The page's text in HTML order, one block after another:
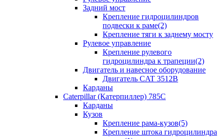
Задний мост
Крепление гидроцилиндров
подвески к раме(2)
Крепление тяги к заднему мосту
Рулевое управление
Крепление рулевого
гидроцилиндра к трапеции(2)
Двигатель и навесное оборудование
Двигатель CAT 3512B
Карданы
Caterpillar (Катерпиллер) 785C
Карданы
Кузов
Крепление рама-кузов(5)
Крепление штока гидроцилиндра